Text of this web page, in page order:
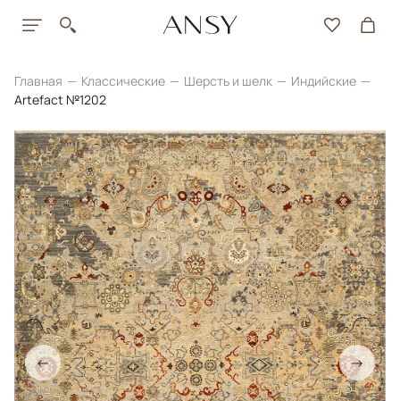
Главная Классические Шерсть и шелк
Индийские
Artefact №1202
← →